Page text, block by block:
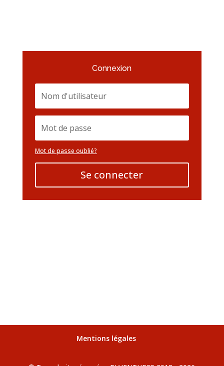
Connexion
Mot de passe oublié?
Se connecter
Mentions légales